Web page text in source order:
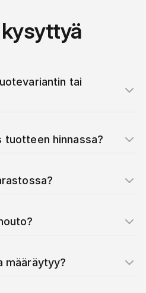
tai
tuotteen hinnassa?
määräytyy?